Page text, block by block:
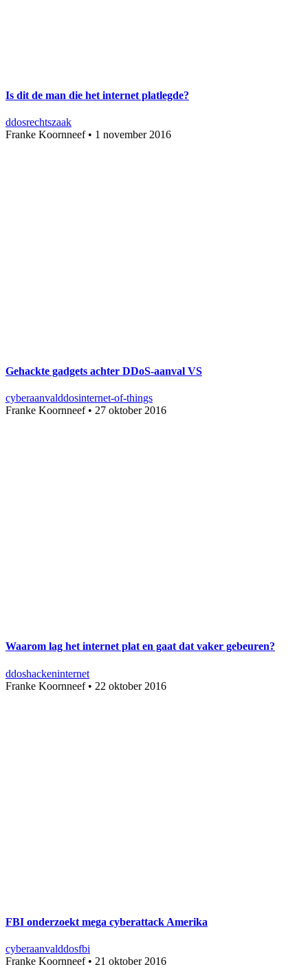
Is dit de man die het internet platlegde?
ddosrechtszaak
Franke Koornneef• 1 november 2016
Gehackte gadgets achter DDoS-aanval VS
cyberaanvalddosinternet-of-things
Franke Koornneef• 27 oktober 2016
Waarom lag het internet plat en gaat dat vaker gebeuren?
ddoshackeninternet
Franke Koornneef• 22 oktober 2016
FBI onderzoekt mega cyberattack Amerika
cyberaanvalddosfbi
Franke Koornneef• 21 oktober 2016